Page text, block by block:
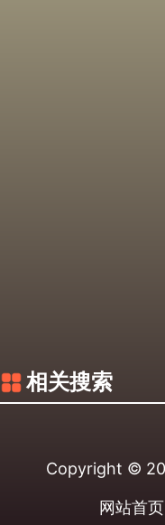
相关搜索
Copyright ©
网站首页